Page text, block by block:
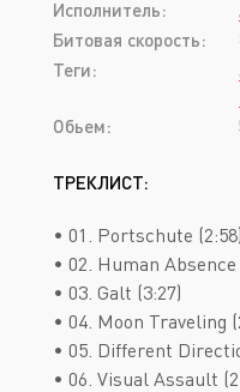
Исполнитель:
Битовая скорость:
Теги:
Обьем:
ТРЕКЛИСТ:
• 01. Portschute (2:58)
• 02. Human Absence
• 03. Galt (3:27)
• 04. Moon Traveling
• 05. Different
• 06. Visual Assault